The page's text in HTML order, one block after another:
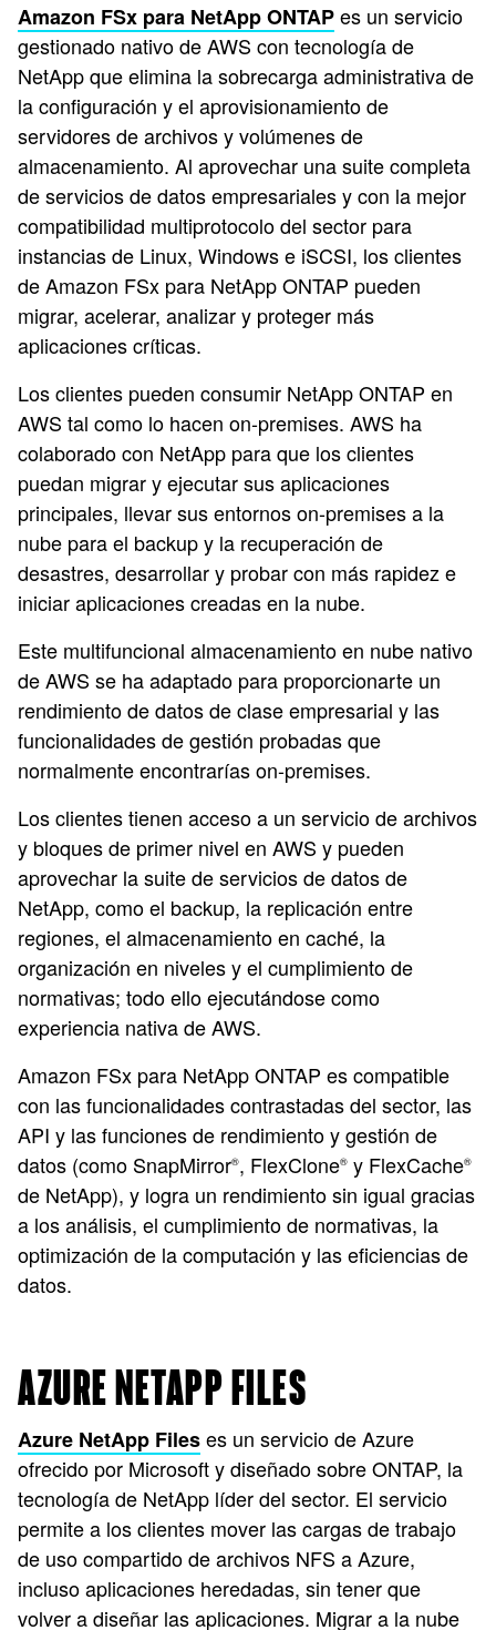
Amazon FSx para NetApp ONTAPes un servicio
gestionado nativo de AWS con tecnología de
NetApp que elimina la sobrecarga administrativa de
la configuración y el aprovisionamiento de
servidores de archivos y volúmenes de
almacenamiento. Al aprovechar una suite completa
de servicios de datos empresariales y con la mejor
compatibilidad multiprotocolo del sector para
instancias de Linux, Windows e iSCSI, los clientes
de Amazon FSx para NetApp ONTAP pueden
migrar, acelerar, analizar y proteger más
aplicaciones críticas.
Los clientes pueden consumir NetApp ONTAP en
AWS tal como lo hacen on-premises. AWS ha
colaborado con NetApp para que los clientes
puedan migrar y ejecutar sus aplicaciones
principales, llevar sus entornos on-premises a la
nube para el backup y la recuperación de
desastres, desarrollar y probar con más rapidez e
iniciar aplicaciones creadas en la nube.
Este multifuncional almacenamiento en nube nativo
de AWS se ha adaptado para proporcionarte un
rendimiento de datos de clase empresarial y las
funcionalidades de gestión probadas que
normalmente encontrarías on-premises.
Los clientes tienen acceso a un servicio de archivos
y bloques de primer nivel en AWS y pueden
aprovechar la suite de servicios de datos de
NetApp, como el backup, la replicación entre
regiones, el almacenamiento en caché, la
organización en niveles y el cumplimiento de
normativas; todo ello ejecutándose como
experiencia nativa de AWS.
Amazon FSx para NetApp ONTAP es compatible
con las funcionalidades contrastadas del sector, las
API y las funciones de rendimiento y gestión de
datos (como SnapMirror®, FlexClone® y FlexCache®
de NetApp), y logra un rendimiento sin igual gracias
a los análisis, el cumplimiento de normativas, la
optimización de la computación y las eficiencias de
datos.
AZURE NETAPP FILES
Azure NetApp Fileses un servicio de Azure
ofrecido por Microsoft y diseñado sobre ONTAP, la
tecnología de NetApp líder del sector. El servicio
permite a los clientes mover las cargas de trabajo
de uso compartido de archivos NFS a Azure,
incluso aplicaciones heredadas, sin tener que
volver a diseñar las aplicaciones. Migrar a la nube